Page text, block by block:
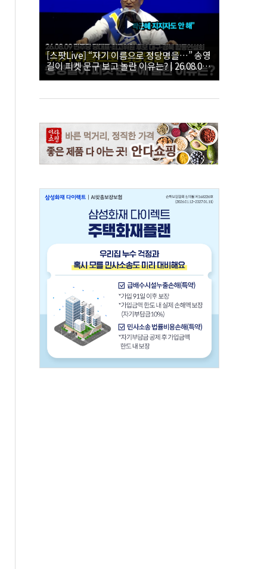
[스팟Live] “자기 이름으로 정당명을…” 송영
길이 피켓 문구 보고 놀란 이유는? | 26.08.09
더불어민주당 당대표·최고위원 후보 대구·경